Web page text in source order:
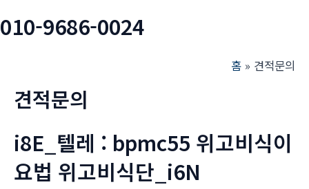
010-9686-0024
홈 견적문의
견적문의
i8E_텔레 : bpmc55 위고비식이
요법 위고비식단_i6N